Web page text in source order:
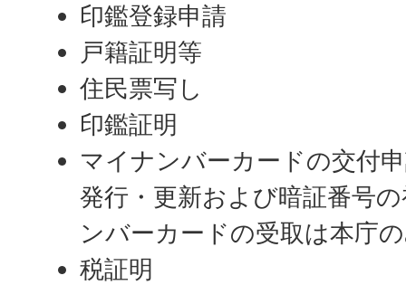
印鑑登録申請
戸籍証明等
住民票写し
印鑑証明
マイナンバーカードの交付
発行・更新および暗証番号
ンバーカードの受取は本庁
税証明